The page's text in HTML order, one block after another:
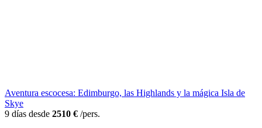
Aventura escocesa: Edimburgo, las Highlands y la mágica Isla de
Skye
9 días desde 2510 € /pers.